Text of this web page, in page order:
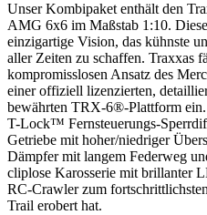
Unser Kombipaket enthält den
AMG 6x6 im Maßstab 1:10.
einzigartige Vision, das kühnste
aller Zeiten zu schaffen. Traxxas
kompromisslosen Ansatz des
einer offiziell lizenzierten,
bewährten TRX-6®-Plattform ein.
T-Lock™ Fernsteuerungs-
Getriebe mit hoher/niedriger
Dämpfer mit langem Federweg
cliplose Karosserie mit brillanter
RC-Crawler zum
Trail erobert hat.